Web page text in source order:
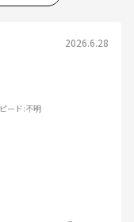
2026.6.28
ード:不明